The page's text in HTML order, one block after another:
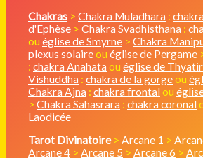
Chakras > Chakra Muladhara :
d'Ephèse > Chakra Svadhisthana :
ou église de Smyrne > Chakra
plexus solaireou église de Pergame
: chakra Anahata ou église de
Vishuddha : chakra de la gorgeou
Chakra Ajna : chakra frontalou
> Chakra Sahasrara : chakra coronal
Laodicée
Tarot Divinatoire > Arcane 1 >
Arcane 4 > Arcane 5 > Arcane 6 >